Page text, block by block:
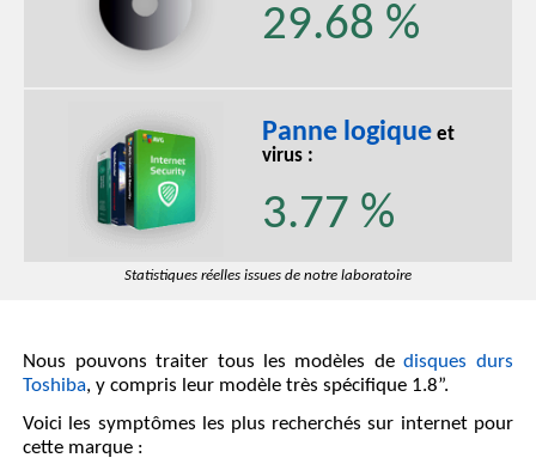
29.68 %
Panne logique et
virus :
3.77 %
Statistiques réelles issues de notre laboratoire
Nous pouvons traiter tous les modèles dedisques durs
Toshiba, y compris leur modèle très spécifique 1.8”.
Voici les symptômes les plus recherchés sur internet pour
cette marque :